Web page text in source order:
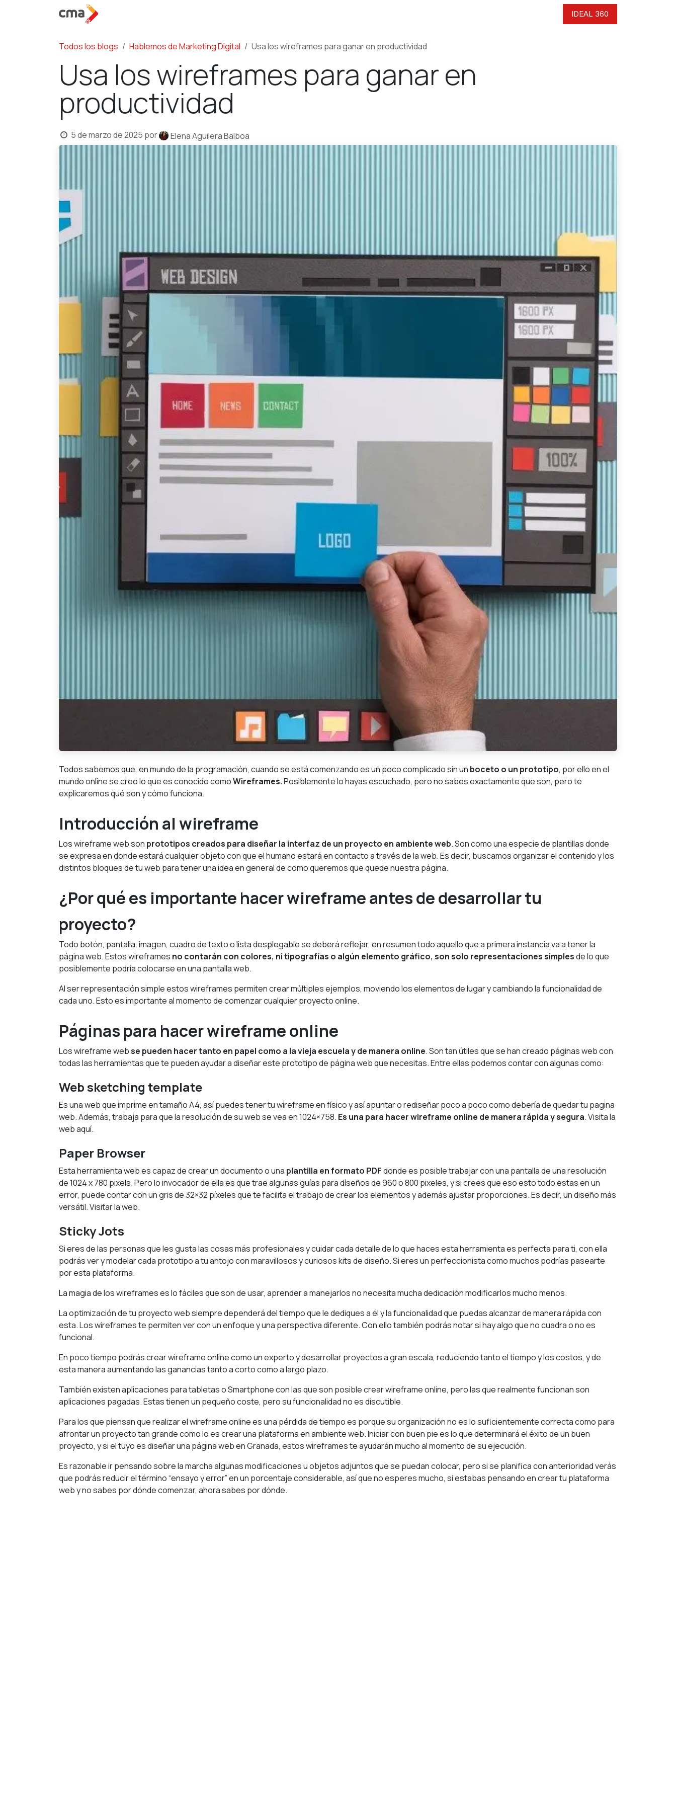
IDEAL 360
Todos los blogs Hablemos de Marketing Digital Usa los wireframes para ganar en productividad
Usa los wireframes para ganar en
productividad
5 de marzo de 2025 por Elena Aguilera Balboa
Todos sabemos que, en mundo de la programación, cuando se está comenzando es un poco complicado sin un boceto o un prototipo, por ello en el
mundo online se creo lo que es conocido comoWireframes.Posiblemente lo hayas escuchado, pero no sabes exactamente que son, pero te
explicaremos qué son y cómo funciona.
Introducción al wireframe
Los wireframe web son prototipos creados para diseñar la interfaz de un proyecto en ambiente web. Son como una especie de plantillas donde
se expresa en donde estará cualquier objeto con que el humano estará en contacto a través de la web. Es decir, buscamos organizar el contenido y los
distintos bloques de tu web para tener una idea en general de como queremos que quede nuestra página.
¿Por qué es importante hacer wireframe antes de desarrollar tu
proyecto?
Todo botón, pantalla, imagen, cuadro de texto o lista desplegable se deberá reflejar, en resumen todo aquello que a primera instancia va a tener la
página web. Estos wireframes no contarán con colores, ni tipografías o algún elemento gráfico, son solo representaciones simplesde lo que
posiblemente podría colocarse en una pantalla web.
Al ser representación simple estos wireframes permiten crear múltiples ejemplos, moviendo los elementos de lugar y cambiando la funcionalidad de
cada uno. Esto es importante al momento de comenzar cualquier proyecto online.
Páginas para hacer wireframe online
Los wireframe webse pueden hacer tanto en papel como a la vieja escuela y de manera online. Son tan útiles que se han creado páginas web con
todas las herramientas que te pueden ayudar a diseñar este prototipo de página web que necesitas. Entre ellas podemos contar con algunas como:
Web sketching template
Es una web que imprime en tamaño A4, así puedes tener tu wireframe en físico y así apuntar o rediseñar poco a poco como debería de quedar tu pagina
web. Además, trabaja para que la resolución de su web se vea en 1024×758. Es una para hacer wireframe online de manera rápida y segura.Visita la
web aquí.
Paper Browser
Esta herramienta web es capaz de crear un documento o una plantilla en formato PDFdonde es posible trabajar con una pantalla de una resolución
de 1024 x 780 pixels. Pero lo invocador de ella es que trae algunas guías para díseños de 960 o 800 pixeles, y si crees que eso esto todo estas en un
error, puede contar con un gris de 32×32 píxeles que te facilita el trabajo de crear los elementos y además ajustar proporciones. Es decir, un diseño más
versátil.Visitar la web.
Sticky Jots
Si eres de las personas que les gusta las cosas más profesionales y cuidar cada detalle de lo que haces esta herramienta es perfecta para ti, con ella
podrás ver y modelar cada prototipo a tu antojo con maravillosos y curiosos kits de diseño. Si eres un perfeccionista como muchos podrías pasearte
por esta plataforma.
La magia de los wireframes es lo fáciles que son de usar, aprender a manejarlos no necesita mucha dedicación modificarlos mucho menos.
La optimización de tu proyecto web siempre dependerá del tiempo que le dediques a él y la funcionalidad que puedas alcanzar de manera rápida con
esta. Los wireframes te permiten ver con un enfoque y una perspectiva diferente. Con ello también podrás notar si hay algo que no cuadra o no es
funcional.
En poco tiempo podrás crear wireframe online como un experto y desarrollar proyectos a gran escala, reduciendo tanto el tiempo y los costos, y de
esta manera aumentando las ganancias tanto a corto como a largo plazo.
También existen aplicaciones para tabletas o Smartphone con las que son posible crear wireframe online, pero las que realmente funcionan son
aplicaciones pagadas. Estas tienen un pequeño coste, pero su funcionalidad no es discutible.
Para los que piensan que realizar el wireframe online es una pérdida de tiempo es porque su organización no es lo suficientemente correcta como para
afrontar un proyecto tan grande como lo es crear una plataforma en ambiente web. Iniciar con buen pie es lo que determinará el éxito de un buen
proyecto, y si el tuyo esdiseñar una página web en Granada, estos wireframes te ayudarán mucho al momento de su ejecución.
Es razonable ir pensando sobre la marcha algunas modificaciones u objetos adjuntos que se puedan colocar, pero si se planifica con anterioridad verás
que podrás reducir el término “ensayo y error” en un porcentaje considerable, así que no esperes mucho, si estabas pensando en crear tu plataforma
web y no sabes por dónde comenzar, ahora sabes por dónde.